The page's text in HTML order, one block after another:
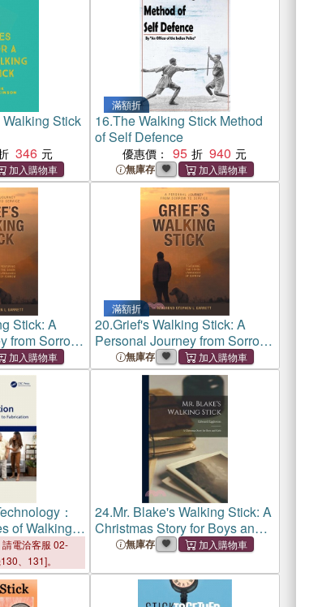
Stick
346
滿額折
16.The Walking Stick Method
of Self Defence
優惠價： 95 940
無庫存
Stick: A
from Sorrow
滿額折
20.Grief's Walking Stick: A
Personal Journey from Sorrow
to Service
無庫存
：
of Walking
電洽客服 02-
、131]。
24.Mr. Blake's Walking Stick: A
Christmas Story for Boys and
Girls 無庫存